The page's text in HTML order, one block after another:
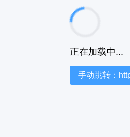
正在加载中...
手动跳转：